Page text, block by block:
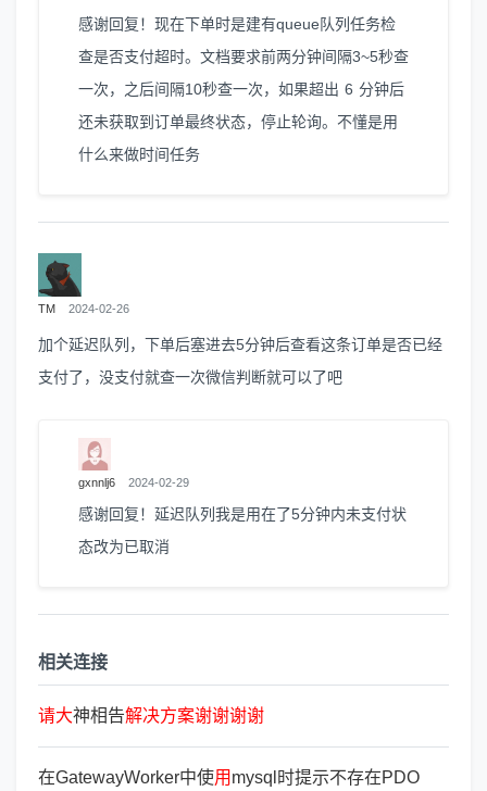
感谢回复！现在下单时是建有queue队列任务检
查是否支付超时。文档要求前两分钟间隔3~5秒查
一次，之后间隔10秒查一次，如果超出 6 分钟后
还未获取到订单最终状态，停止轮询。不懂是用
什么来做时间任务
TM 2024-02-26
加个延迟队列，下单后塞进去5分钟后查看这条订单是否已经
支付了，没支付就查一次微信判断就可以了吧
gxnnlj6 2024-02-29
感谢回复！延迟队列我是用在了5分钟内未支付状
态改为已取消
相关连接
请大神相告解决方案谢谢谢谢
在GatewayWorker中使用 mysql时提示不存在PDO